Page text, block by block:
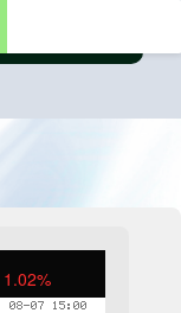
1.02%